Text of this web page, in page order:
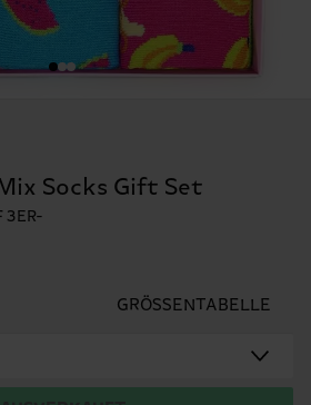
Socks Gift Set
3ER-
GRÖSSENTABELLE